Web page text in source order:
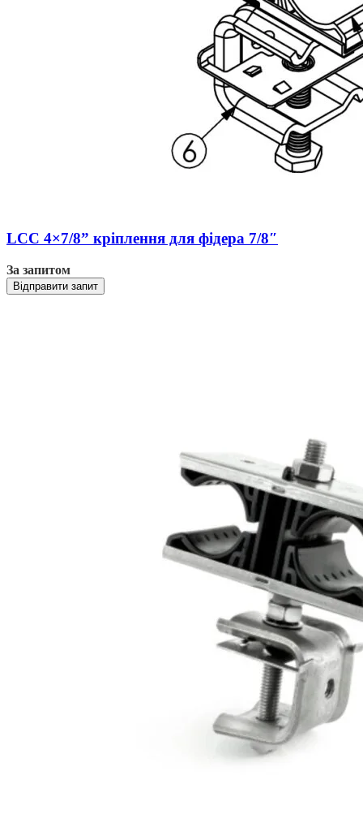
LCC 4×7/8” кріплення для фідера 7/8″
За запитом
Відправити запит